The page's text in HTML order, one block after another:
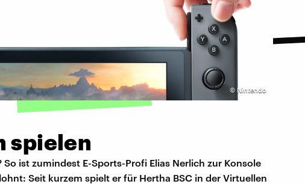
© Nintendo
spielen
So ist zumindest E-Sports-Profi Elias Nerlich zur Konsole
Seit kurzem spielt er für Hertha BSC in der Virtuellen